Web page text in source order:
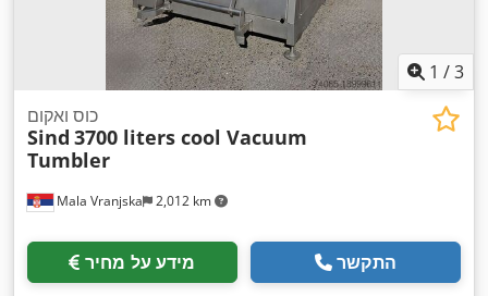
1 /3
Mala Vranjska 2,012 km
כוס ואקום
Sind 3700 liters cool Vacuum
Tumbler
מידע על מחיר התקשר